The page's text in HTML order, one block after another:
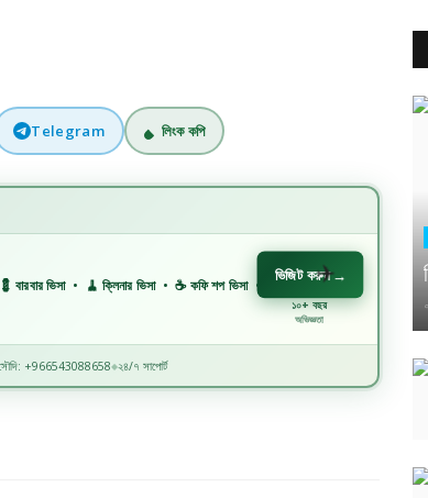
Telegram লিংক কপি
ভিসা • 🧹 ক্লিনার ভিসা • ☕ কফি শপ ভিসা • 🏗️ কনস্ট্রাকশন ভিসা • 🏭 ফ্যাক্টরি
ভিজিট করুন→
১০+ বছর
অভিজ্ঞতা
+966543088658◆২৪/৭ সাপোর্ট